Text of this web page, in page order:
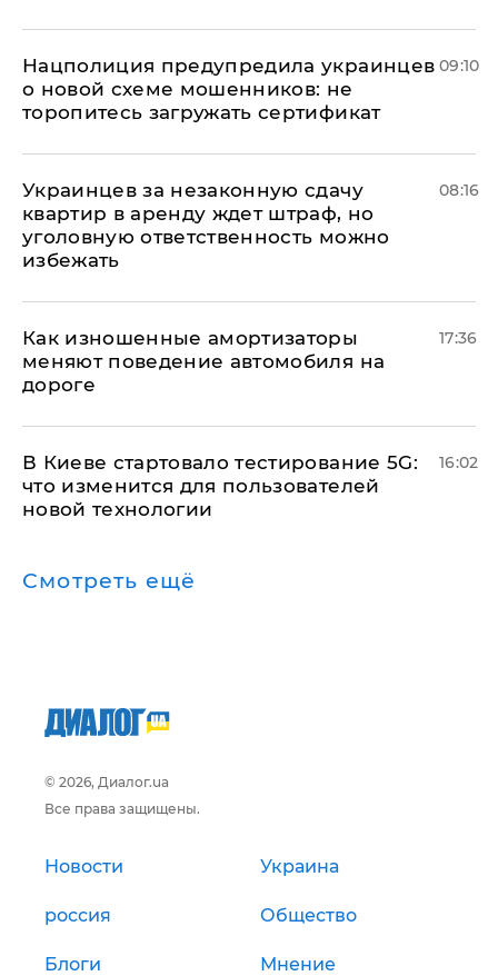
Нацполиция предупредила украинцев
о новой схеме мошенников: не
торопитесь загружать сертификат
09:10
Украинцев за незаконную сдачу
квартир в аренду ждет штраф, но
уголовную ответственность можно
избежать
08:16
Как изношенные амортизаторы
меняют поведение автомобиля на
дороге
17:36
В Киеве стартовало тестирование 5G:
что изменится для пользователей
новой технологии
16:02
Смотреть ещё
© 2026, Диалог.ua
Все права защищены.
Новости Украина
россия Общество
Блоги Мнение